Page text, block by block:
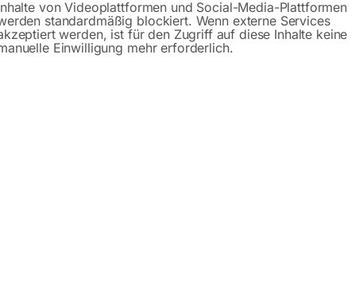
von Videoplattformen und Social-Media-Plattformen
standardmäßig blockiert. Wenn externe Services
werden, ist für den Zugriff auf diese Inhalte keine
Einwilligung mehr erforderlich.